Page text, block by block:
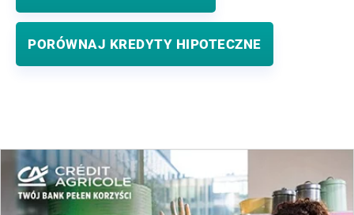
PORÓWNAJ KREDYTY HIPOTECZNE